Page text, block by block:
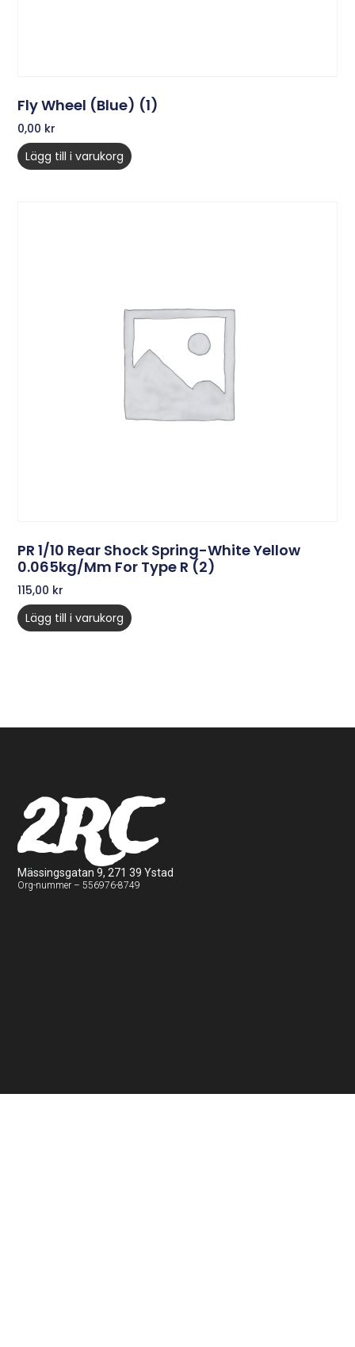
Fly Wheel (Blue) (1)
0,00 kr
Lägg till i varukorg
PR 1/10 Rear Shock Spring-White Yellow
0.065kg/mm For Type R (2)
115,00 kr
Lägg till i varukorg
2RC
Mässingsgatan 9, 271 39 Ystad
Org-nummer – 556976-8749